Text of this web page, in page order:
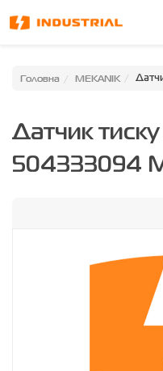
Головна
Категорії
Головна MEKANIK
Датчик
504333094